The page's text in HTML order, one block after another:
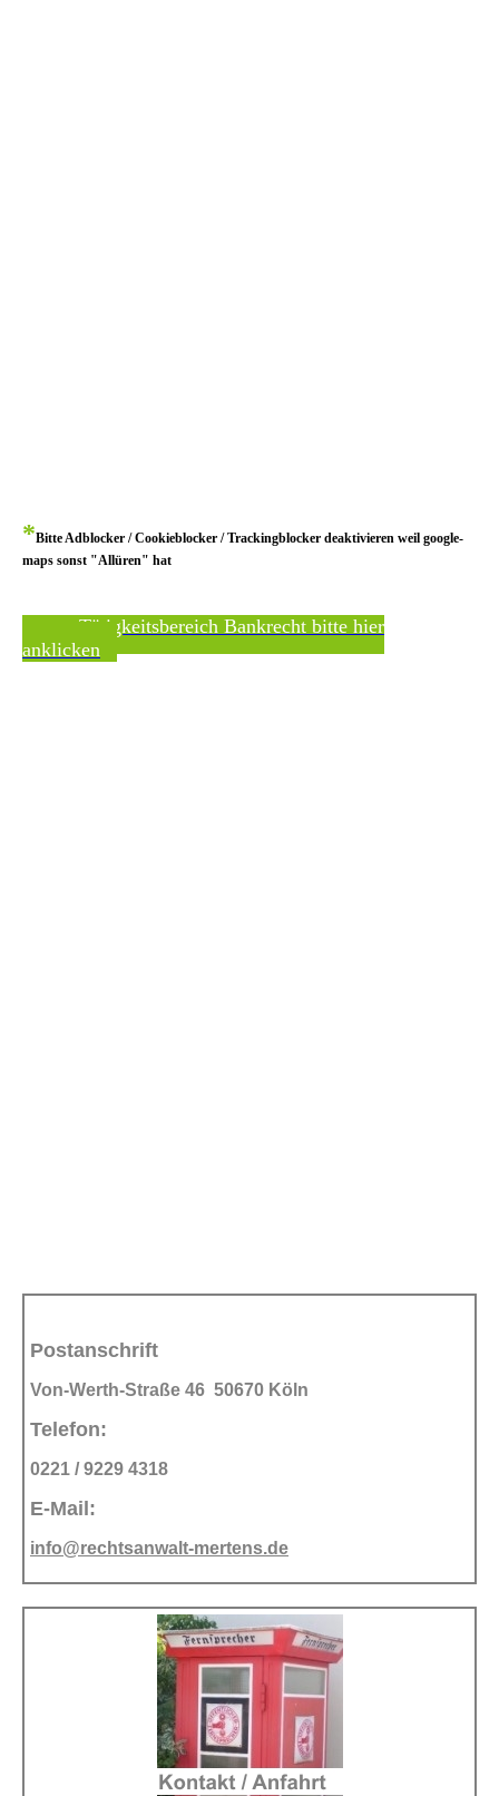
*Bitte Adblocker / Cookieblocker / Trackingblocker deaktivieren weil google-
maps sonst "Allüren" hat
zum Tätigkeitsbereich Bankrecht bitte hier
anklicken
Postanschrift
Von-Werth-Straße 46 50670 Köln
Telefon:
0221 / 9229 4318
E-Mail:
info@rechtsanwalt-mertens.de